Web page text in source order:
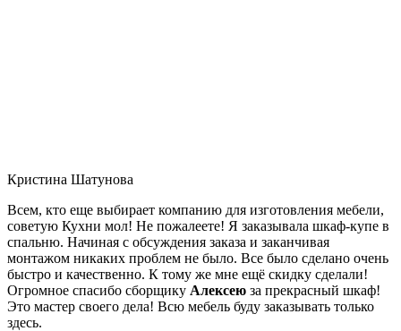
Кристина Шатунова
Всем, кто еще выбирает компанию для изготовления мебели,
советую Кухни мол! Не пожалеете! Я заказывала шкаф-купе в
спальню. Начиная с обсуждения заказа и заканчивая
монтажом никаких проблем не было. Все было сделано очень
быстро и качественно. К тому же мне ещё скидку сделали!
Огромное спасибо сборщику Алексею за прекрасный шкаф!
Это мастер своего дела! Всю мебель буду заказывать только
здесь.